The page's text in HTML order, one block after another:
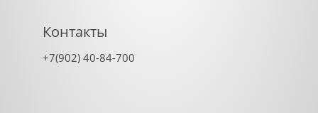
Контакты
+7(902) 40-84-700